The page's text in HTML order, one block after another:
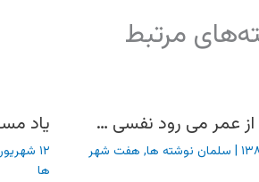
مرتبط
عمر می رود نفسی …
| سلمان نوشته ها, هفت شهر
یاد
۱۲ شهریور ۱۳۸۲
ها